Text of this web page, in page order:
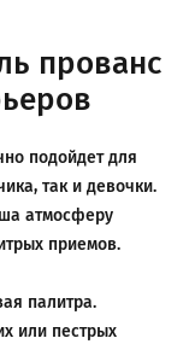
прованс
подойдет для
так и девочки.
атмосферу
приемов.
палитра.
или пестрых